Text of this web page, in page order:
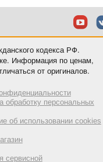
кодекса РФ.
Информация по ценам,
от оригиналов.
обработку персональных
об использовании cookies
сервисной